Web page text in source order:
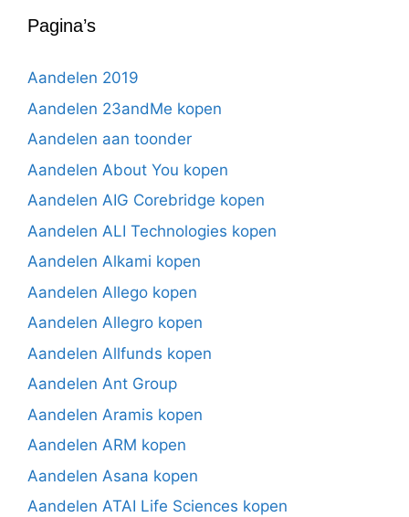
Pagina’s
Aandelen 2019
Aandelen 23andMe kopen
Aandelen aan toonder
Aandelen About You kopen
Aandelen AIG Corebridge kopen
Aandelen ALI Technologies kopen
Aandelen Alkami kopen
Aandelen Allego kopen
Aandelen Allegro kopen
Aandelen Allfunds kopen
Aandelen Ant Group
Aandelen Aramis kopen
Aandelen ARM kopen
Aandelen Asana kopen
Aandelen ATAI Life Sciences kopen